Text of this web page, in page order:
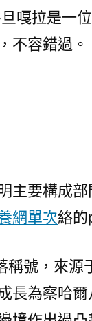
嘎拉是一
不容錯過。
主要構成
網單次絡
稱號，來
長為察哈